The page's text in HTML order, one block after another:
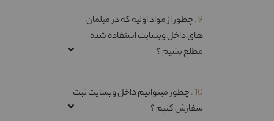
9 . چطور از مواد اولیه که در مبلمان
های داخل وبسایت استفاده شده
مطلع بشیم ؟
10 . چطور میتوانیم داخل وبسایت ثبت
سفارش کنیم ؟